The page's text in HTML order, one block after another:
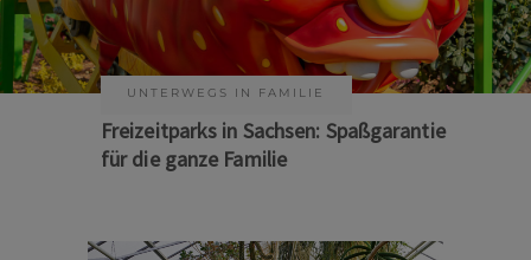
KUNST & KULTUR
Sommer auf Sachsens Theaterbühnen